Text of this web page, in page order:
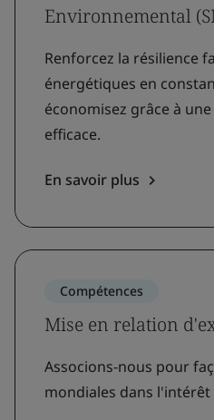
Environnemental
Renforcez la résilience
énergétiques en
économisez grâce à
efficace.
En savoir plus
Compétences
Mise en relation
Associons-nous pour
mondiales dans